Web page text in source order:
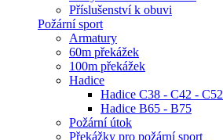
Příslušenství k obuvi
Požární sport
Armatury
60m překážek
100m překážek
Hadice
Hadice C38 - C42 - C52
Hadice B65 - B75
Požární útok
Překážky pro požární sport